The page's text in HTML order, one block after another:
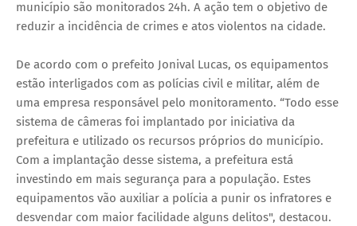
município são monitorados 24h. A ação tem o objetivo de
reduzir a incidência de crimes e atos violentos na cidade.
De acordo com o prefeito Jonival Lucas, os equipamentos
estão interligados com as polícias civil e militar, além de
uma empresa responsável pelo monitoramento. “Todo esse
sistema de câmeras foi implantado por iniciativa da
prefeitura e utilizado os recursos próprios do município.
Com a implantação desse sistema, a prefeitura está
investindo em mais segurança para a população. Estes
equipamentos vão auxiliar a polícia a punir os infratores e
desvendar com maior facilidade alguns delitos", destacou.